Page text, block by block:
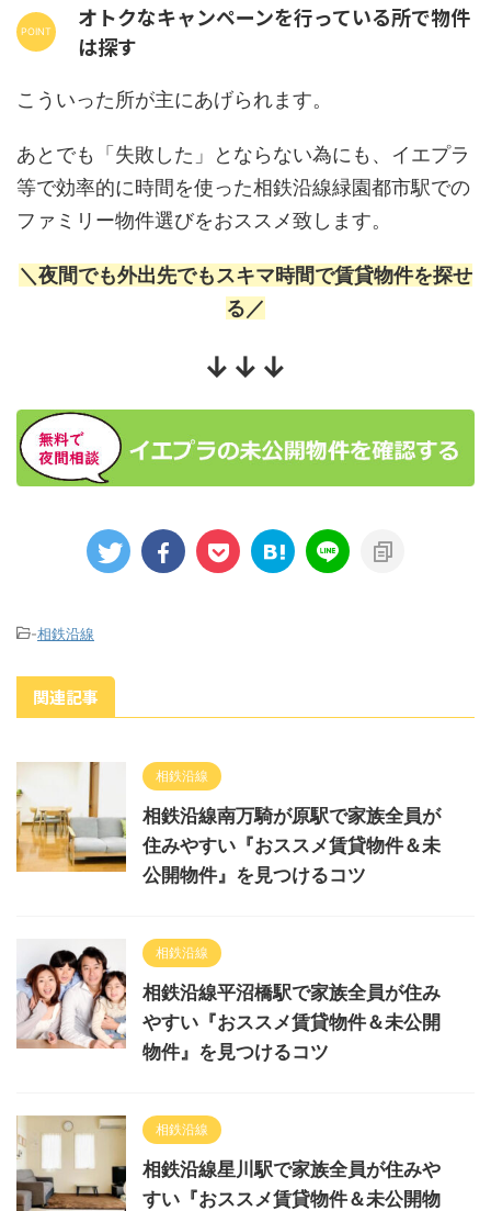
オトクなキャンペーンを行っている所で物件
は探す
こういった所が主にあげられます。
あとでも「失敗した」とならない為にも、イエプラ
等で効率的に時間を使った相鉄沿線緑園都市駅での
ファミリー物件選びをおススメ致します。
＼夜間でも外出先でもスキマ時間で賃貸物件を探せ
る／
↓↓↓
-相鉄沿線
関連記事
相鉄沿線
相鉄沿線南万騎が原駅で家族全員が
住みやすい『おススメ賃貸物件＆未
公開物件』を見つけるコツ
相鉄沿線
相鉄沿線平沼橋駅で家族全員が住み
やすい『おススメ賃貸物件＆未公開
物件』を見つけるコツ
相鉄沿線
相鉄沿線星川駅で家族全員が住みや
すい『おススメ賃貸物件＆未公開物